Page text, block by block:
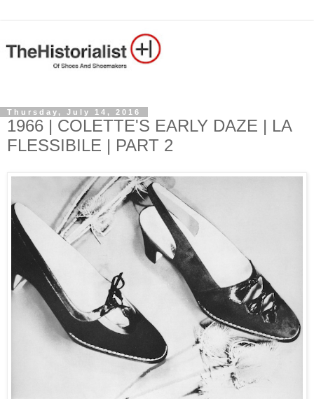
Thursday, July 14, 2016
1966 | COLETTE'S EARLY DAZE | LA
FLESSIBILE | PART 2